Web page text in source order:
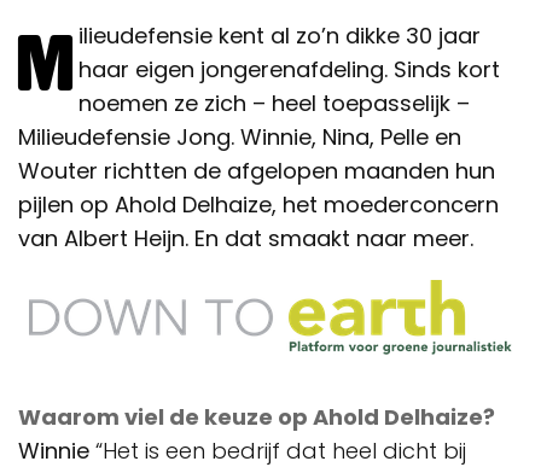
M ilieudefensie kent al zo’n dikke 30 jaar
haar eigen jongerenafdeling. Sinds kort
noemen ze zich – heel toepasselijk –
Milieudefensie Jong. Winnie, Nina, Pelle en
Wouter richtten de afgelopen maanden hun
pijlen op Ahold Delhaize, het moederconcern
van Albert Heijn. En dat smaakt naar meer.
Waarom viel de keuze op Ahold Delhaize?
Winnie “Het is een bedrijf dat heel dicht bij